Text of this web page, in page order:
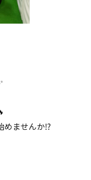
めませんか⁉️